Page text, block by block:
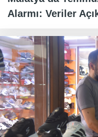
Alarmı: Veriler